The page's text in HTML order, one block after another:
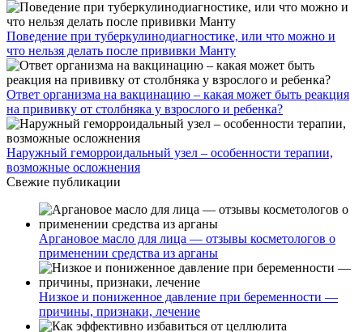
Поведение при туберкулинодиагностике, или что можно и
что нельзя делать после прививки Манту
Ответ организма на вакцинацию – какая может быть реакция
на прививку от столбняка у взрослого и ребенка?
Наружный геморроидальный узел – особенности терапии,
возможные осложнения
Свежие публикации
Аргановое масло для лица — отзывы косметологов о
применении средства из арганы
Низкое и пониженное давление при беременности —
причины, признаки, лечение